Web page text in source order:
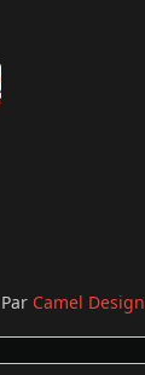
Par Camel Design